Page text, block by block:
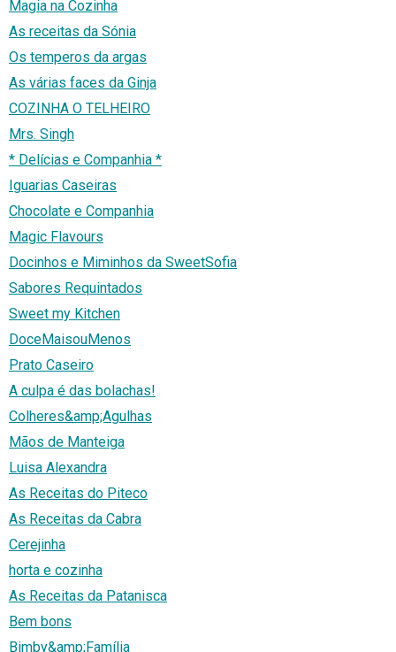
Magia na Cozinha
As receitas da Sónia
Os temperos da argas
As várias faces da Ginja
COZINHA O TELHEIRO
Mrs. Singh
* Delícias e Companhia *
Iguarias Caseiras
Chocolate e Companhia
Magic Flavours
Docinhos e Miminhos da SweetSofia
Sabores Requintados
Sweet my Kitchen
DoceMaisouMenos
Prato Caseiro
A culpa é das bolachas!
Colheres&amp;Agulhas
Mãos de Manteiga
Luisa Alexandra
As Receitas do Piteco
As Receitas da Cabra
Cerejinha
horta e cozinha
As Receitas da Patanisca
Bem bons
Bimby&amp;Família